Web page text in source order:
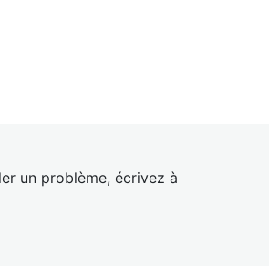
un problème, écrivez à